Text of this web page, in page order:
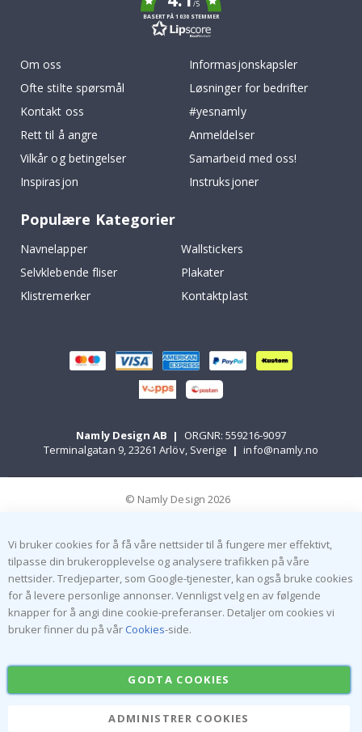
/5
BASERT PÅ 1030 STEMMER
Om oss
Ofte stilte spørsmål
Kontakt oss
Rett til å angre
Vilkår og betingelser
Inspirasjon
Informasjonskapsler
Løsninger for bedrifter
#yesnamly
Anmeldelser
Samarbeid med oss!
Instruksjoner
Populære Kategorier
Navnelapper
Wallstickers
Selvklebende fliser
Plakater
Klistremerker
Kontaktplast
Namly Design AB |
ORGNR: 559216-9097
Terminalgatan 9, 23261 Arlöv, Sverige | info@namly.no
© Namly Design 2026
Vi bruker cookies for å få våre nettsider til å fungere mer effektivt,
tilpasse din brukeropplevelse og analysere trafikken på våre
nettsider. Tredjeparter, som Google-tjenester, kan også bruke cookies
for å levere personlige annonser. Vennligst velg en av følgende
knapper for å angi dine cookie-preferanser. Detaljer om cookies vi
bruker finner du på vår Cookies-side.
GODTA COOKIES
ADMINISTRER COOKIES